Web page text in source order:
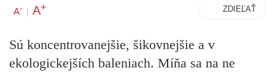
A- | A+ ZDIEĽAŤ
Sú koncentrovanejšie, šikovnejšie a v
ekologickejších baleniach. Míňa sa na ne